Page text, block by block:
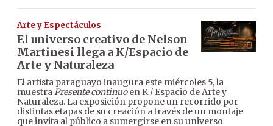
Arte y Espectáculos
El universo creativo de Nelson
Martinesi llega a K/Espacio de
Arte y Naturaleza
El artista paraguayo inaugura este miércoles 5, la
muestraPresente continuoen K / Espacio de Arte y
Naturaleza. La exposición propone un recorrido por
distintas etapas de su creación a través de un montaje
que invita al público a sumergirse en su universo